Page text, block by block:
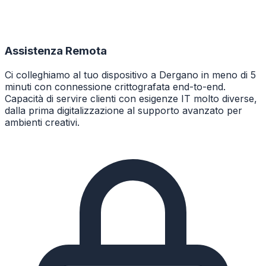
Assistenza Remota
Ci colleghiamo al tuo dispositivo a Dergano in meno di 5
minuti con connessione crittografata end-to-end.
Capacità di servire clienti con esigenze IT molto diverse,
dalla prima digitalizzazione al supporto avanzato per
ambienti creativi.